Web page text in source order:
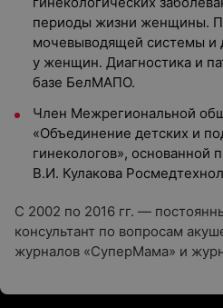
периоды жизни женщины.
мочевыводящей системы и
у женщин. Диагностика и
базе БелМАПО.
Член Межрегиональной
«Объединение детских и
гинекологов»,
В.И. Кулакова
С 2002 по 2016 гг. —
консультант по вопросам
журналов «СуперМама» и